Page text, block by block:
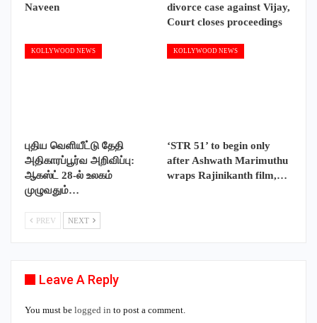
Naveen
divorce case against Vijay,
Court closes proceedings
KOLLYWOOD NEWS
புதிய வெளியீட்டு தேதி
அதிகாரப்பூர்வ அறிவிப்பு:
ஆகஸ்ட் 28-ல் உலகம்
முழுவதும்…
KOLLYWOOD NEWS
‘STR 51’ to begin only
after Ashwath Marimuthu
wraps Rajinikanth film,…
PREV NEXT
Leave A Reply
You must be logged in to post a comment.